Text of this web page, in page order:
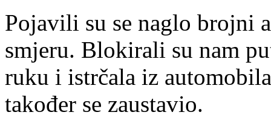
Pojavili su se naglo brojni
smjeru. Blokirali su nam
ruku i istrčala iz
također se zaustavio.